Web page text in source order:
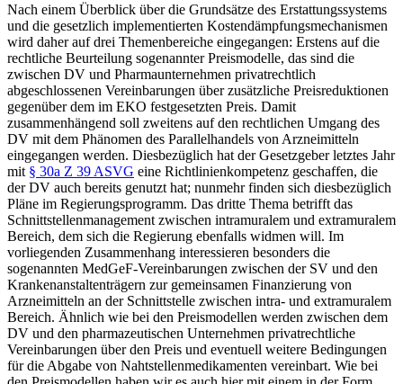
Nach einem Überblick über die Grundsätze des Erstattungssystems
und die gesetzlich implementierten Kostendämpfungsmechanismen
wird daher auf drei Themenbereiche eingegangen: Erstens auf die
rechtliche Beurteilung sogenannter Preismodelle, das sind die
zwischen DV und Pharmaunternehmen privatrechtlich
abgeschlossenen Vereinbarungen über zusätzliche Preisreduktionen
gegenüber dem im EKO festgesetzten Preis. Damit
zusammenhängend soll zweitens auf den rechtlichen Umgang des
DV mit dem Phänomen des Parallelhandels von Arzneimitteln
eingegangen werden. Diesbezüglich hat der Gesetzgeber letztes Jahr
mit § 30a Z 39 ASVG eine Richtlinienkompetenz geschaffen, die
der DV auch bereits genutzt hat; nunmehr finden sich diesbezüglich
Pläne im Regierungsprogramm. Das dritte Thema betrifft das
Schnittstellenmanagement zwischen intramuralem und extramuralem
Bereich, dem sich die Regierung ebenfalls widmen will. Im
vorliegenden Zusammenhang interessieren besonders die
sogenannten MedGeF-Vereinbarungen zwischen der SV und den
Krankenanstaltenträgern zur gemeinsamen Finanzierung von
Arzneimitteln an der Schnittstelle zwischen intra- und extramuralem
Bereich. Ähnlich wie bei den Preismodellen werden zwischen dem
DV und den pharmazeutischen Unternehmen privatrechtliche
Vereinbarungen über den Preis und eventuell weitere Bedingungen
für die Abgabe von Nahtstellenmedikamenten vereinbart. Wie bei